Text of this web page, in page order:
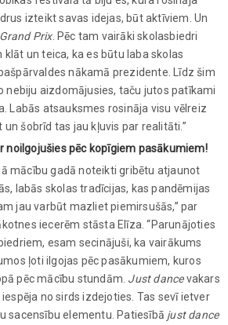
izteikt savas idejas, būt aktīviem. Un
Grand Prix. Pēc tam vairāki skolasbiedri
klāt un teica, ka es būtu laba skolas
nākamā prezidente. Līdz šim
nebiju aizdomājusies, taču jutos patīkami
Labās atsauksmes rosināja visu vēlreiz
un šobrīd tas jau kļuvis par realitāti.”
noilgojušies pēc kopīgiem pasākumiem!
mācību gadā noteikti gribētu atjaunot
labās skolas tradīcijas, kas pandēmijas
jau varbūt mazliet piemirsušās,” par
iecerēm stāsta Elīza. “Parunājoties
esam secinājuši, ka vairākums
ļoti ilgojas pēc pasākumiem, kuros
pēc mācību stundām. Just dancevakars
iespēja no sirds izdejoties. Tas sevī ietver
sacensību elementu. Patiesībā just dance